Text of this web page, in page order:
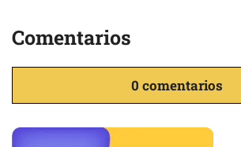
Comentarios
0 comentarios